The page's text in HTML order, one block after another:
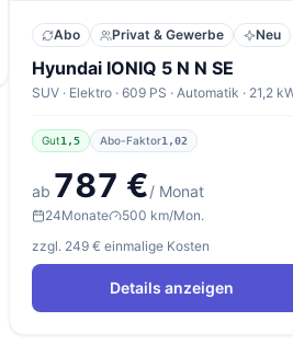
Abo Privat & Gewerbe Neu
Hyundai IONIQ 5 N N SE
Gut1,5 Abo-Faktor1,02
ab 787 €/ Monat
24Monate
500 km/Mon.
zzgl. 249 € einmalige Kosten
Details anzeigen